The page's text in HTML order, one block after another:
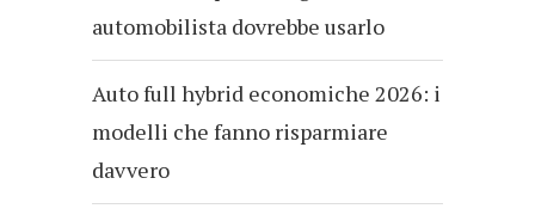
automobilista dovrebbe usarlo
Auto full hybrid economiche 2026: i
modelli che fanno risparmiare
davvero